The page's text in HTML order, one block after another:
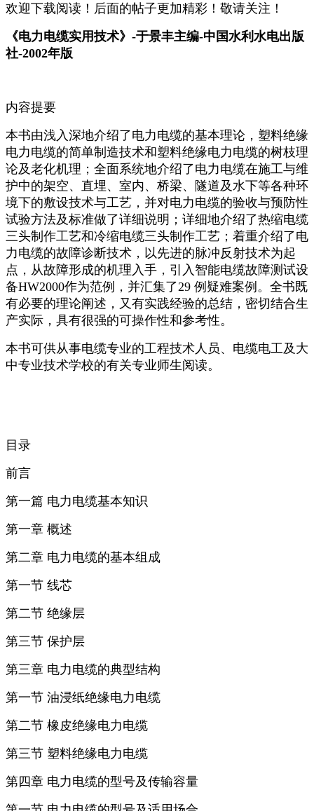
欢迎下载阅读！后面的帖子更加精彩！敬请关注！
《电力电缆实用技术》-于景丰主编-中国水利水电出版
社-2002年版
内容提要
本书由浅入深地介绍了电力电缆的基本理论，塑料绝缘
电力电缆的简单制造技术和塑料绝缘电力电缆的树枝理
论及老化机理；全面系统地介绍了电力电缆在施工与维
护中的架空、直埋、室内、桥梁、隧道及水下等各种环
境下的敷设技术与工艺，并对电力电缆的验收与预防性
试验方法及标准做了详细说明；详细地介绍了热缩电缆
三头制作工艺和冷缩电缆三头制作工艺；着重介绍了电
力电缆的故障诊断技术，以先进的脉冲反射技术为起
点，从故障形成的机理入手，引入智能电缆故障测试设
备HW2000作为范例，并汇集了29 例疑难案例。全书既
有必要的理论阐述，又有实践经验的总结，密切结合生
产实际，具有很强的可操作性和参考性。
本书可供从事电缆专业的工程技术人员、电缆电工及大
中专业技术学校的有关专业师生阅读。
目录
前言
第一篇 电力电缆基本知识
第一章 概述
第二章 电力电缆的基本组成
第一节 线芯
第二节 绝缘层
第三节 保护层
第三章 电力电缆的典型结构
第一节 油浸纸绝缘电力电缆
第二节 橡皮绝缘电力电缆
第三节 塑料绝缘电力电缆
第四章 电力电缆的型号及传输容量